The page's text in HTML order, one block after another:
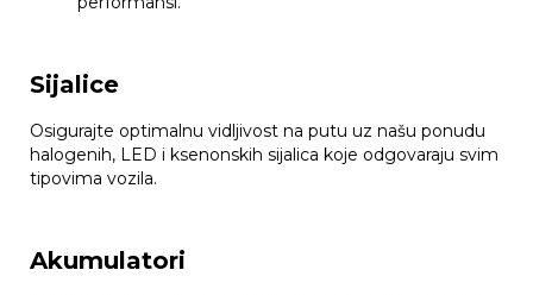
Sijalice
Osigurajte optimalnu vidljivost na putu uz našu ponudu
halogenih, LED i ksenonskih sijalica koje odgovaraju svim
tipovima vozila.
Akumulatori